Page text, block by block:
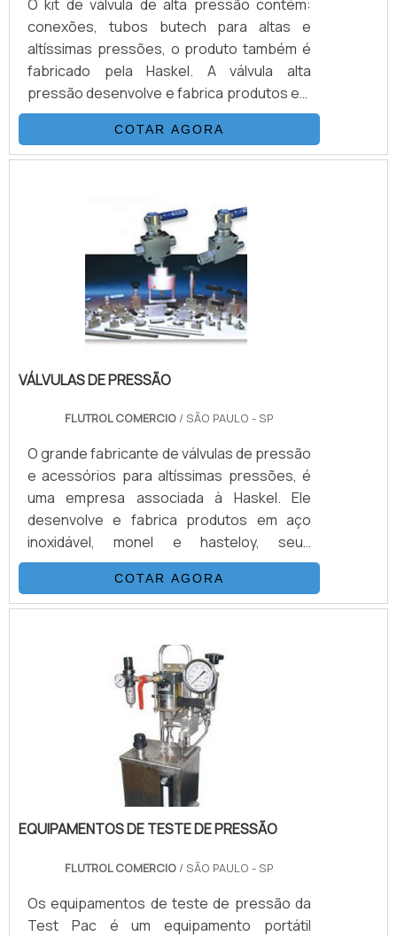
O kit de válvula de alta pressão contém:
conexões, tubos butech para altas e
altíssimas pressões, o produto também é
fabricado pela Haskel. A válvula alta
pressão desenvolve e fabrica produtos em
aço inoxidável, monel e hasteloy, os
principais itens da válvula são válvulas
esfera, agulha, retenção, tubos de
equipamentos sub-sea, como válvulas
atuadas e conexões.INFORMAÇÕES
BÁSICAS SOBRE O PRODUTOA válvula
agulha é revestido em aço inox com bitolas
COTAR AGORA
VÁLVULAS DE PRESSÃO
FLUTROL COMERCIO / SÃO PAULO - SP
O grande fabricante de válvulas de pressão
e acessórios para altíssimas pressões, é
uma empresa associada à Haskel. Ele
desenvolve e fabrica produtos em aço
inoxidável, monel e hasteloy, seus
principais ítens são válvulas, esfera, agulha,
retenção, tubos conexões e niple.
Normalmente, as válvulas hidráulicas são
mais básica. Sendo assim, elas podem ser
válvulas de segurança, de descarga, de
frenagem, redutora de pressão, de
sequência, entre outras.VANTAGENS BÁ.
COTAR AGORA
EQUIPAMENTOS DE TESTE DE PRESSÃO
FLUTROL COMERCIO / SÃO PAULO - SP
Os equipamentos de teste de pressão da
Test Pac é um equipamento portátil